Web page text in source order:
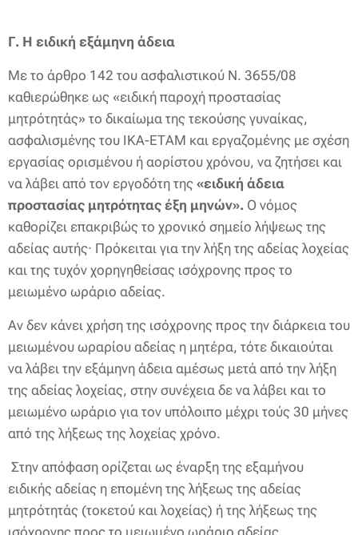
Γ. Η ειδική εξάμηνη άδεια
Με το άρθρο 142 του ασφαλιστικού Ν. 3655/08
καθιερώθηκε ως «ειδική παροχή προστασίας
μητρότητάς» το δικαίωμα της τεκούσης γυναίκας,
ασφαλισμένης του ΙΚΑ-ΕΤΑΜ και εργαζομένης με σχέση
εργασίας ορισμένου ή αορίστου χρόνου, να ζητήσει και
να λάβει από τον εργοδότη της «ειδική άδεια
προστασίας μητρότητας έξη μηνών». Ο νόμος
καθορίζει επακριβώς το χρονικό σημείο λήψεως της
αδείας αυτής· Πρόκειται για την λήξη της αδείας λοχείας
και της τυχόν χορηγηθείσας ισόχρονης προς το
μειωμένο ωράριο αδείας.
Αν δεν κάνει χρήση της ισόχρονης προς την διάρκεια του
μειωμένου ωραρίου αδείας η μητέρα, τότε δικαιούται
να λάβει την εξάμηνη άδεια αμέσως μετά από την λήξη
της αδείας λοχείας, στην συνέχεια δε να λάβει και το
μειωμένο ωράριο για τον υπόλοιπο μέχρι τούς 30 μήνες
από της λήξεως της λοχείας χρόνο.
Στην απόφαση ορίζεται ως έναρξη της εξαμήνου
ειδικής αδείας η επομένη της λήξεως της αδείας
μητρότητάς (τοκετού και λοχείας) ή της λήξεως της
ισόχρονης προς το μειωμένο ωράριο αδείας